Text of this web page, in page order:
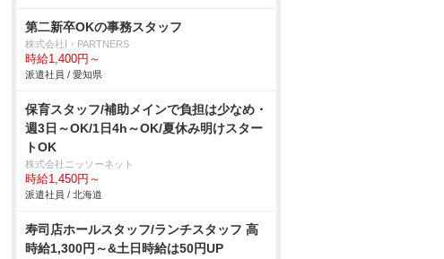
第二新卒OKの事務スタッフ
株式会社I・PARTNERS
時給1,400円～
派遣社員 / 愛知県
保育スタッフ/補助メインで負担は少なめ・
週3日～OK/1日4h～OK/夏休み明けスター
トOK
株式会社ニッソーネット
時給1,450円～
派遣社員 / 北海道
寿司店ホールスタッフ/ランチスタッフ 高
時給1,300円～&土日時給は50円UP